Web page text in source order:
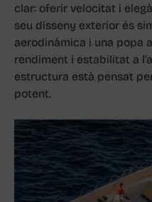
clar: oferir velocitat i
seu disseny exterior és
aerodinàmica i una popa
rendiment i estabilitat a
estructura està pensat
potent.